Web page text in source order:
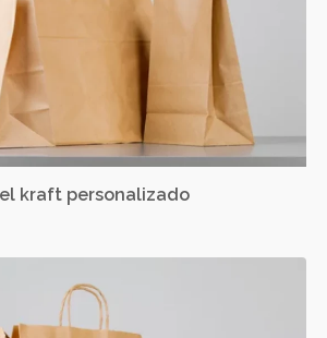
kraft personalizado